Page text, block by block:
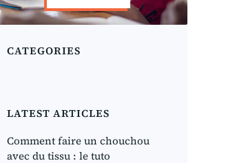
CATEGORIES
LATEST ARTICLES
Comment faire un chouchou
avec du tissu : le tuto